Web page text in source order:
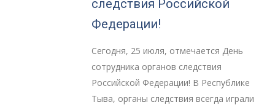
следствия Российской
Федерации!
Сегодня, 25 июля, отмечается День
сотрудника органов следствия
Российской Федерации! В Республике
Тыва, органы следствия всегда играли